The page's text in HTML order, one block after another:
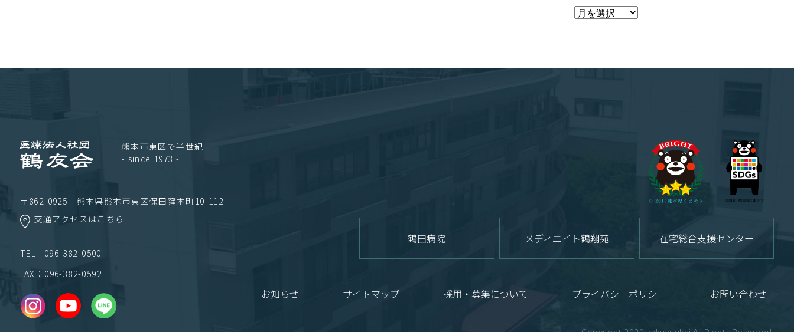
熊本市東区で半世紀
- since 1973 -
〒862-0925 熊本県熊本市東区保田窪本町10-112
交通アクセスはこちら
TEL : 096-382-0500
FAX：096-382-0592
鶴田病院 メディエイト鶴翔苑 在宅総合支援センター
お知らせ サイトマップ 採用・募集について プライバシーポリシー お問い合わせ